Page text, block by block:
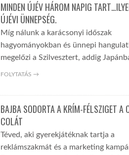
MINDEN ÚJÉV HÁROM NAPIG
ÚJÉVI ÜNNEPSÉG.
Míg nálunk a karácsonyi időszak
hagyományokban és ünnepi
megelőzi a Szilvesztert, addig
FOLYTATÁS →
BAJBA SODORTA A KRÍM-FÉLSZIGET A
COLÁT
Téved, aki gyerekjátéknak tartja a
reklámszakmát és a marketing